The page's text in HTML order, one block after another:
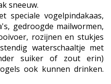
sneeuw.
speciale vogelpindakaas,
gedroogde mailwormen,
rozijnen en stukjes
waterschaaltje met
suiker of zout erin)
ook kunnen drinken.